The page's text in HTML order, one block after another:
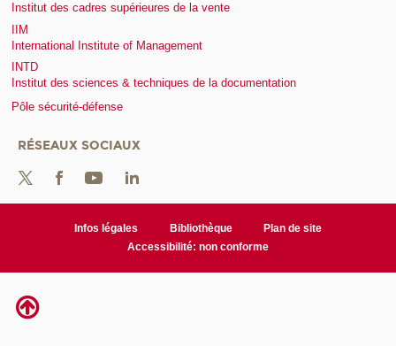
Institut des cadres supérieures de la vente
IIM
International Institute of Management
INTD
Institut des sciences & techniques de la documentation
Pôle sécurité-défense
RÉSEAUX SOCIAUX
Infos légales Bibliothèque
Plan de site
Accessibilité: non conforme